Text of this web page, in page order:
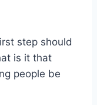
step should
is it that
people be